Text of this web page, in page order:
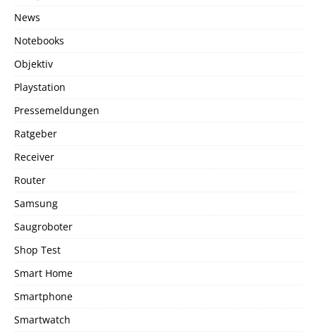
News
Notebooks
Objektiv
Playstation
Pressemeldungen
Ratgeber
Receiver
Router
Samsung
Saugroboter
Shop Test
Smart Home
Smartphone
Smartwatch